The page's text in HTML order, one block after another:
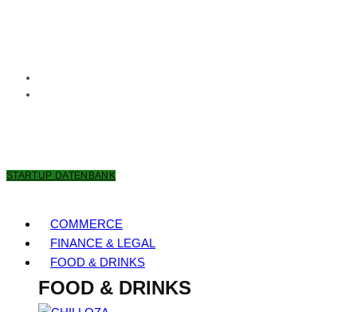
STARTUP DATENBANK
COMMERCE
FINANCE & LEGAL
FOOD & DRINKS
FOOD & DRINKS